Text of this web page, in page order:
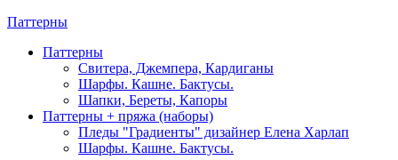
Паттерны
Паттерны
Свитера, Джемпера, Кардиганы
Шарфы. Кашне. Бактусы.
Шапки, Береты, Капоры
Паттерны + пряжа (наборы)
Пледы "Градиенты" дизайнер Елена Харлап
Шарфы. Кашне. Бактусы.